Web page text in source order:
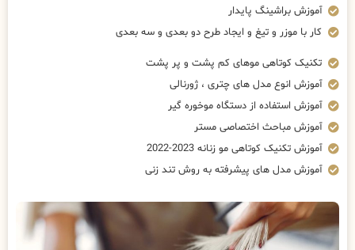
آموزش براشینگ پایدار
کار با موزر و تیغ و ایجاد طرح دو بعدی و سه بعدی
تکنیک کوتاهی موهای کم پشت و پر پشت
آموزش انوع مدل های چتری ، ژورنالی
آموزش استفاده از دستگاه موخوره گیر
آموزش مباحث اختصاصی مستر
آموزش تکنیک کوتاهی مو زنانه 2023-2022
آموزش مدل های پیشرفته به روش تند زنی